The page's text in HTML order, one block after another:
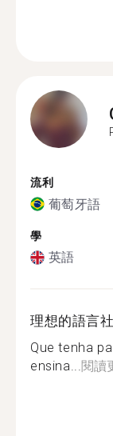
流利
葡萄牙語
學
英語
理想的語言
Que tenha
ensina...閱讀